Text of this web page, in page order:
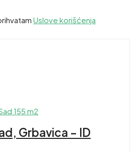
Uslove korišćenja
Grbavica – ID